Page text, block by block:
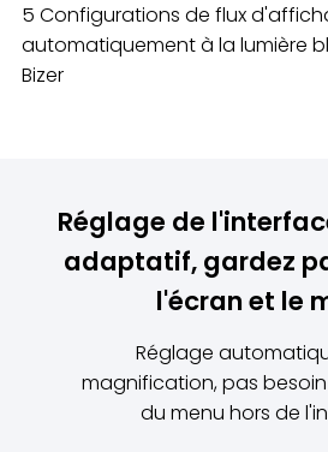
5 Configurations de flux
automatiquement à la lumière
Bizer
Réglage de
adaptatif, gardez
l'écran et le
Réglage
magnification, pas
du menu hors de